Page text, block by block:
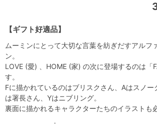
【ギフト好適品】
ムーミンにとって大切な言葉を紡ぎだすアルフ
ン。
LOVE (愛) 、HOME (家) の次に登場するのは「
す。
Fに描かれているのはブリスクさん、Aはスノー
は署長さん、Yはニブリング。
裏面に描かれるキャラクターたちのイラストも